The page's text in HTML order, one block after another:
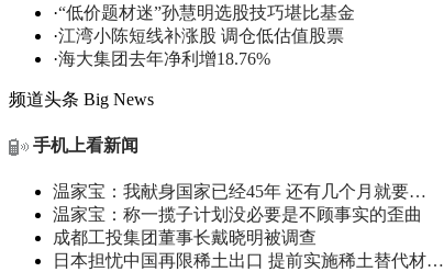
·“低价题材迷”孙慧明选股技巧堪比基金
·江湾小陈短线补涨股 调仓低估值股票
·海大集团去年净利增18.76%
频道头条 Big News
手机上看新闻
温家宝：我献身国家已经45年 还有几个月就要…
温家宝：称一揽子计划没必要是不顾事实的歪曲
成都工投集团董事长戴晓明被调查
日本担忧中国再限稀土出口 提前实施稀土替代材…